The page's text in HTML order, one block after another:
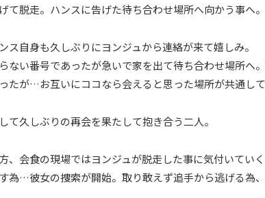
て脱走。ハンスに告げた待ち合わせ場所へ向かう事へ。
ス自身も久しぶりにヨンジュから連絡が来て嬉しみ。
ない番号であったが急いで家を出て待ち合わせ場所へ
たが…お互いにココなら会えると思った場所が共通して
て久しぶりの再会を果たして抱き合う二人。
、会食の現場ではヨンジュが脱走した事に気付いてい
為…彼女の捜索が開始。取り敢えず追手から逃げる為